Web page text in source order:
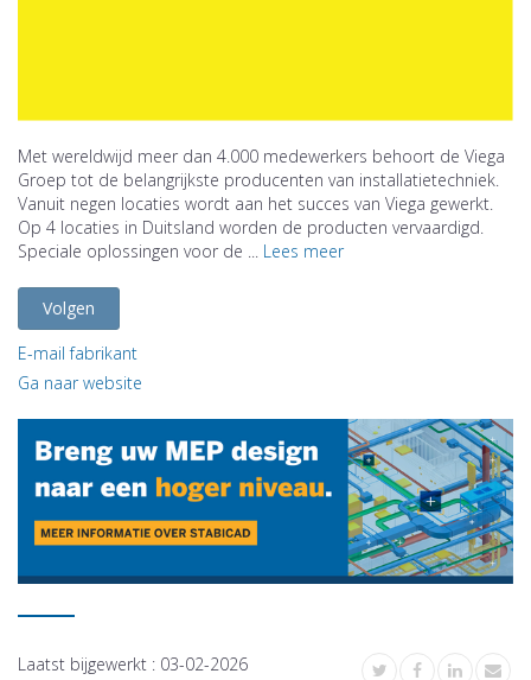
Met wereldwijd meer dan 4.000 medewerkers behoort de Viega
Groep tot de belangrijkste producenten van installatietechniek.
Vanuit negen locaties wordt aan het succes van Viega gewerkt.
Op 4 locaties in Duitsland worden de producten vervaardigd.
Speciale oplossingen voor de ... Lees meer
Volgen
E-mail fabrikant
Ga naar website
Laatst bijgewerkt : 03-02-2026